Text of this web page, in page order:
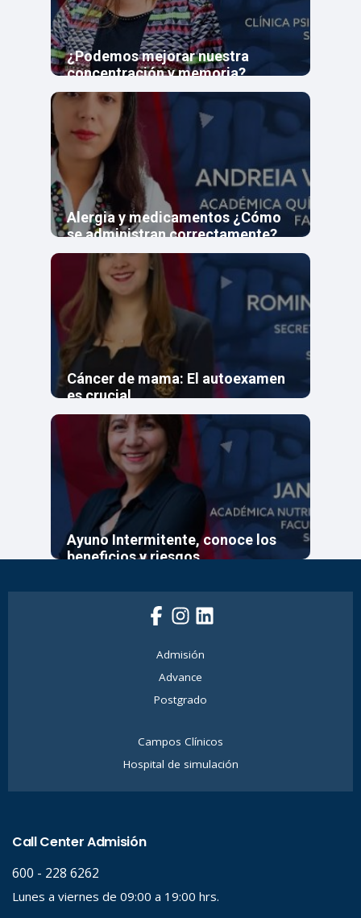
¿Podemos mejorar nuestra
concentración y memoria?
Alergia y medicamentos ¿Cómo
se administran correctamente?
Cáncer de mama: El autoexamen
es crucial
Ayuno Intermitente, conoce los
beneficios y riesgos